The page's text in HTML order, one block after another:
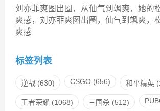
刘亦菲爽图出圈，从仙气到飒爽，她的
爽感，刘亦菲爽图出圈，仙气到飒爽，
爽感
标签列表
逆战(630) CSGO(656) 和平精英
王者荣耀 (1068) 三国杀(512)